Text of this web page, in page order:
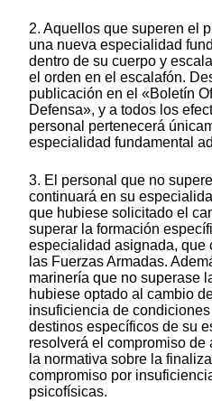
2. Aquellos que superen el
una nueva especialidad
dentro de su cuerpo y
el orden en el escalafón.
publicación en el «Boletín
Defensa», y a todos los
personal pertenecerá
especialidad fundamental
3. El personal que no
continuará en su
que hubiese solicitado el
superar la formación
especialidad asignada, que
las Fuerzas Armadas.
marinería que no superase
hubiese optado al cambio
insuficiencia de
destinos específicos de su
resolverá el compromiso
la normativa sobre la
compromiso por
psicofísicas.